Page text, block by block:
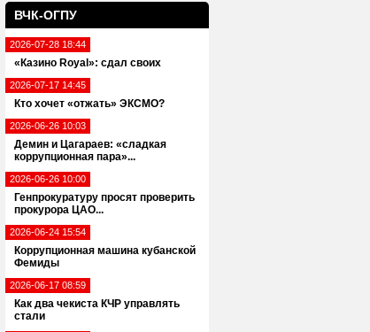
ВЧК-ОГПУ
2026-07-28 18:44
«Казино Royal»: сдал своих
2026-07-17 14:45
Кто хочет «отжать» ЭКСМО?
2026-06-26 10:03
Демин и Цагараев: «сладкая
коррупционная пара»...
2026-06-26 10:00
Генпрокуратуру просят проверить
прокурора ЦАО...
2026-06-24 15:54
Коррупционная машина кубанской
Фемиды
2026-06-17 08:59
Как два чекиста КЧР управлять
стали